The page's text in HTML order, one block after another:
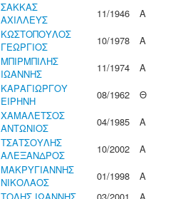
ΣΑΚΚΑΣ
ΑΧΙΛΛΕΥΣ
11/1946
Α
ΚΩΣΤΟΠΟΥΛΟΣ
ΓΕΩΡΓΙΟΣ
10/1978
Α
ΜΠΙΡΜΠΙΛΗΣ
ΙΩΑΝΝΗΣ
11/1974
Α
ΚΑΡΑΓΙΩΡΓΟΥ
ΕΙΡΗΝΗ
08/1962
Θ
ΧΑΜΑΛΕΤΣΟΣ
ΑΝΤΩΝΙΟΣ
04/1985
Α
ΤΣΑΤΣΟΥΛΗΣ
ΑΛΕΞΑΝΔΡΟΣ
10/2002
Α
ΜΑΚΡΥΓΙΑΝΝΗΣ
ΝΙΚΟΛΑΟΣ
01/1998
Α